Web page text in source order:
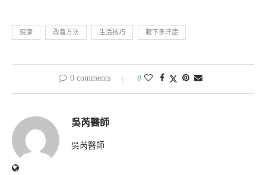
健康 改善方法 生活技巧 腋下多汗症
0 comments 0
吳芮醫師
吳芮醫師